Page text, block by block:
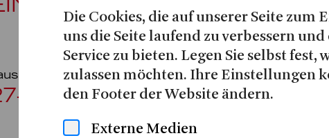
Schauspielhaus Foyer 18:30
PREVIEW: ENDE EINER
Die Cookies, die auf unserer Seite zum
uns die Seite laufend zu verbessern
Service zu bieten. Legen Sie selbst fest,
zulassen möchten. Ihre Einstellungen
den Footer der Website ändern.
Externe Medien